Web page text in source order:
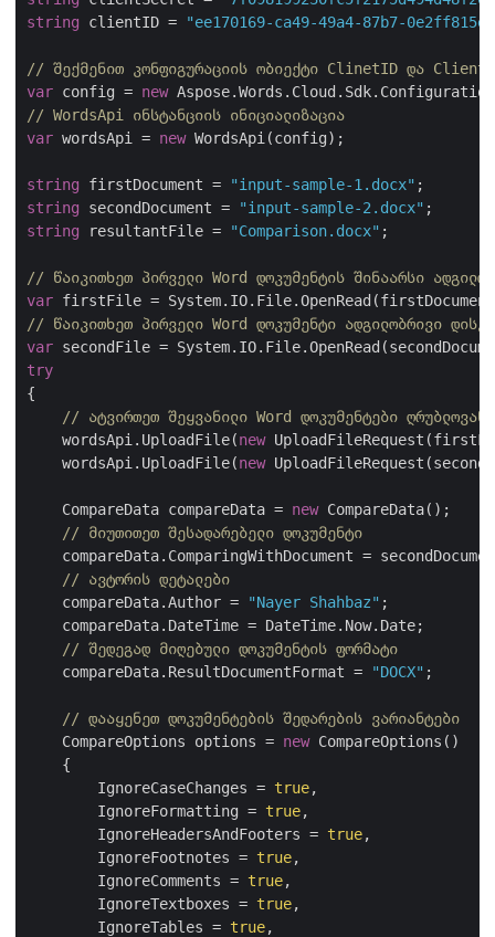
string clientID = "ee170169-ca49-49a4-87b7-
// შექმენით კონფიგურაციის ობიექტი ClinetID და Client
var config = new
// WordsApi ინსტანციის ინიციალიზაცია
var wordsApi = new WordsApi(config);
string firstDocument = "input-sample-1.docx"
string secondDocument = "input-sample-2.docx"
string resultantFile = "Comparison.docx" ;
// წაიკითხეთ პირველი Word დოკუმენტის შინაარსი
var
// წაიკითხეთ პირველი Word დოკუმენტი ადგილობრივი
var
try
{
// ატვირთეთ შეყვანილი Word დოკუმენტები ღრუბლოვან
    wordsApi.UploadFile(
new
    wordsApi.UploadFile(
new
    CompareData compareData =
new CompareData();
// მიუთითეთ შესადარებელი დოკუმენტი
compareData.ComparingWithDocument =
// ავტორის დეტალები
    compareData.Author =
"Nayer Shahbaz" ;
    compareData.DateTime = DateTime.Now.Date;
// შედეგად მიღებული დოკუმენტის ფორმატი
    compareData.ResultDocumentFormat =
"DOCX" ;
// დააყენეთ დოკუმენტების შედარების ვარიანტები
    CompareOptions options =
new CompareOptions()
    {
        IgnoreCaseChanges =
true,
        IgnoreFormatting =
true,
        IgnoreHeadersAndFooters =
true,
        IgnoreFootnotes =
true,
        IgnoreComments =
true,
        IgnoreTextboxes =
true,
        IgnoreTables =
true,